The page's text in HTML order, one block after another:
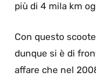
più di 4 mila km
Con questo
dunque si è di
affare che nel